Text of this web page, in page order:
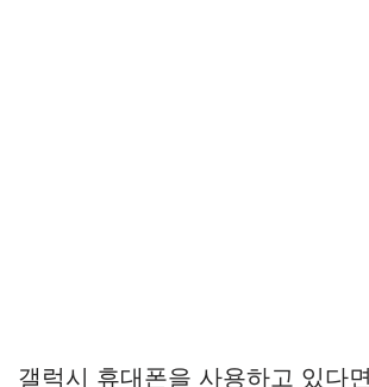
갤럭시 휴대폰을 사용하고 있다